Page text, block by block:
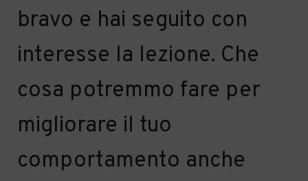
bravo e hai seguito con
interesse la lezione. Che
cosa potremmo fare per
migliorare il tuo
comportamento anche